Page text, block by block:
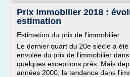
Prix immobilier 2018 :
estimation
Estimation du prix de l'immobilier
Le dernier quart du 20e siècle a
envolée du prix de l'immobilier
quelques exceptions près. Mais
années 2000, la tendance dans